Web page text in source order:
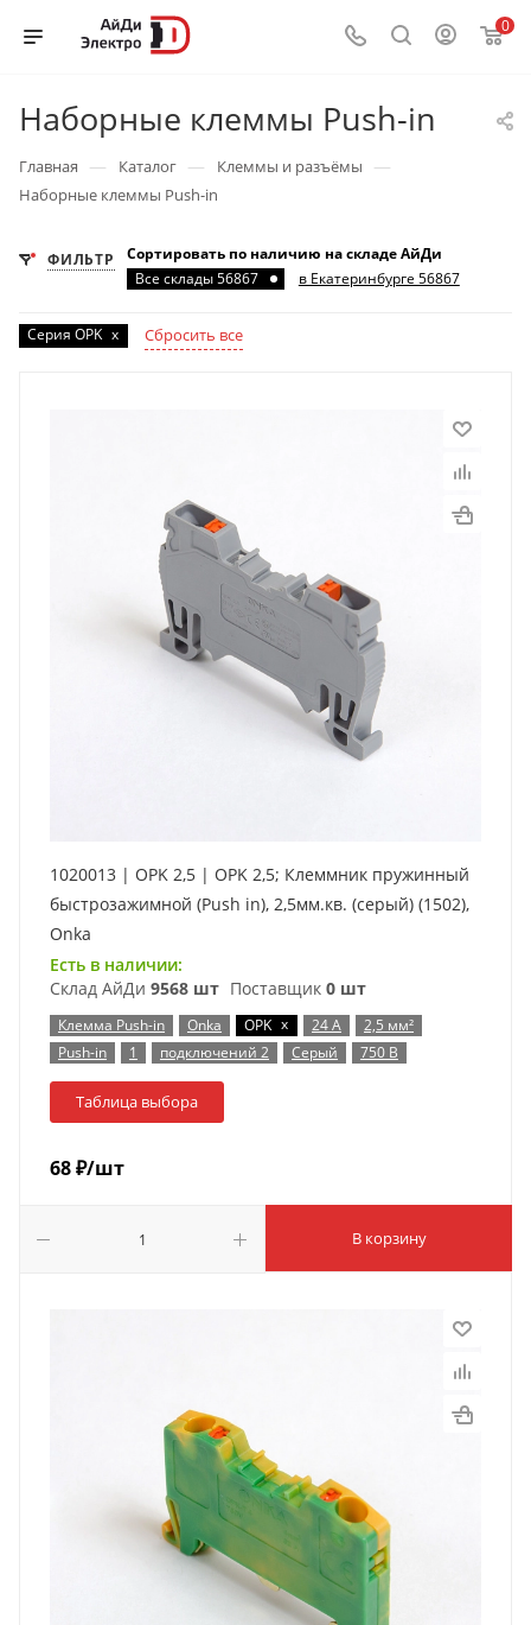
0
Наборные клеммы Push-in
Главная — Каталог — Клеммы и разъёмы —
Наборные клеммы Push-in
ФИЛЬТР
Сортировать по наличию на складе АйДи
Все склады 56867
в Екатеринбурге 56867
Серия OPK x Сбросить все
1020013 | OPK 2,5 | OPK 2,5; Клеммник пружинный
быстрозажимной (Push in), 2,5мм.кв. (серый) (1502),
Onka
Есть в наличии:
Склад АйДи 9568 шт Поставщик 0 шт
Клемма Push-in Onka OPK x 24 А
2,5 мм²
Push-in
1 подключений 2 Серый 750 В
Таблица выбора
68₽/шт
В корзину